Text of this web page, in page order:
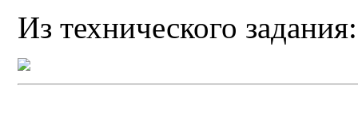
Из технического задания: